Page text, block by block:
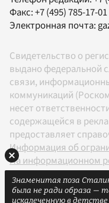
Факс:+7 (495) 785-17-01
Электронная почта:
Свидетельство о
выдано федеральной
связи,
коммуникаций
несет
содержащейся в
предоставляет
Информация об
На информационном
рекомендательные
Правилами
Знаменитая поза
была не ради образа —
искалеченную в детстве